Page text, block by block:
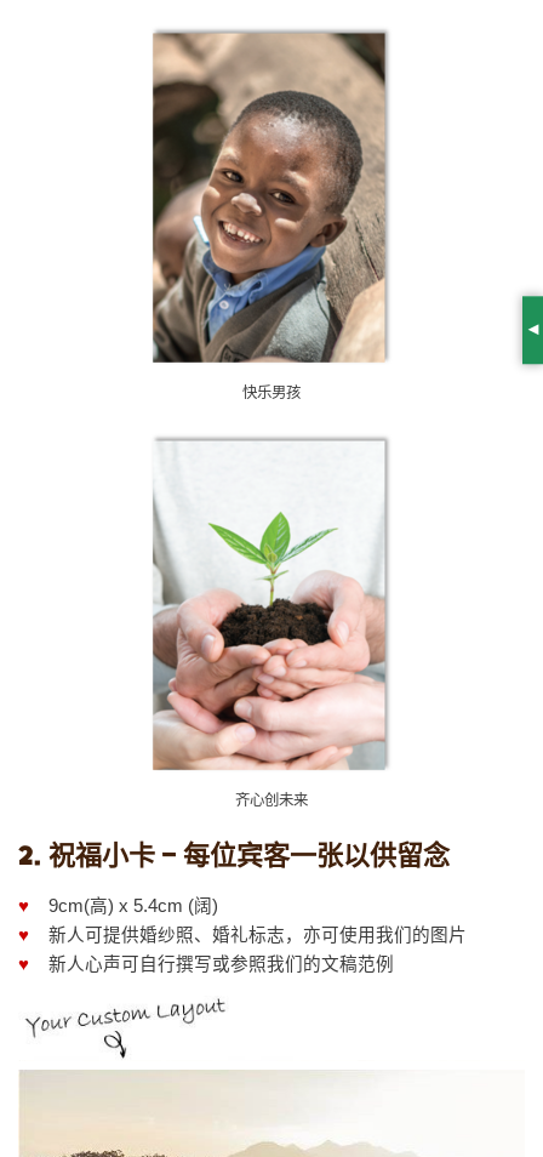
快乐男孩
齐心创未来
2. 祝福小卡 – 每位宾客一张以供留念
♥ 9cm(高) x 5.4cm (阔)
♥ 新人可提供婚纱照、婚礼标志，亦可使用我们的图片
♥ 新人心声可自行撰写或参照我们的文稿范例